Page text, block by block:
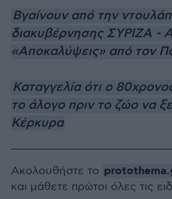
Βγαίνουν από την
διακυβέρνησης ΣΥΡΙΖΑ -
«Αποκαλύψεις» από τον
Καταγγελία ότι ο
το άλογο πριν το ζώο να
Κέρκυρα
Ακολουθήστε το
και μάθετε πρώτοι όλες τις